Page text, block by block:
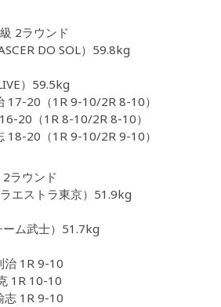
2ラウンド
DO SOL）59.8kg
）59.5kg
17-20（1R 9-10/2R 8-10）
20（1R 8-10/2R 8-10）
1R 9-10/2R 9-10）
2ラウンド
エストラ東京）51.9kg
ム武士）51.7kg
1R 9-10
10-10
9-10